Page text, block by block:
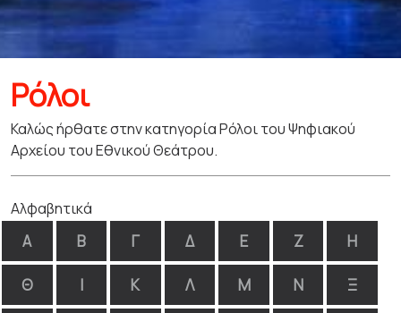
Ρόλοι
Καλώς ήρθατε στην κατηγορία Ρόλοι του Ψηφιακού
Αρχείου του Εθνικού Θεάτρου.
Αλφαβητικά
Α Β Γ Δ Ε Ζ Η
Θ Ι Κ Λ Μ Ν Ξ